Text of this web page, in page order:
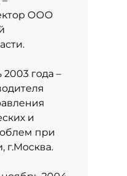
ООО
года –
и
при
г.Москва.